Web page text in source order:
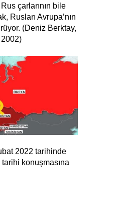
çarlarının bile
Rusları Avrupa’nın
(Deniz Berktay,
2022 tarihinde
tarihi konuşmasına